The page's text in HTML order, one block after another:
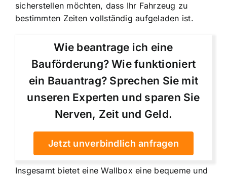
sicherstellen möchten, dass Ihr Fahrzeug zu
bestimmten Zeiten vollständig aufgeladen ist.
Wie beantrage ich eine
Bauförderung? Wie funktioniert
ein Bauantrag? Sprechen Sie mit
unseren Experten und sparen Sie
Nerven, Zeit und Geld.
Jetzt unverbindlich anfragen
Insgesamt bietet eine Wallbox eine bequeme und